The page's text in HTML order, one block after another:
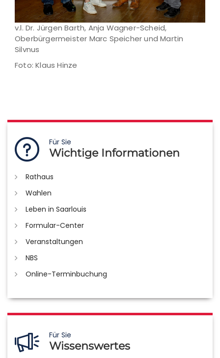
v.l. Dr. Jürgen Barth, Anja Wagner-Scheid,
Oberbürgermeister Marc Speicher und Martin
Silvnus
Foto: Klaus Hinze
Für Sie
Wichtige Informationen
Rathaus
Wahlen
Leben in Saarlouis
Formular-Center
Veranstaltungen
NBS
Online-Terminbuchung
Für Sie
Wissenswertes